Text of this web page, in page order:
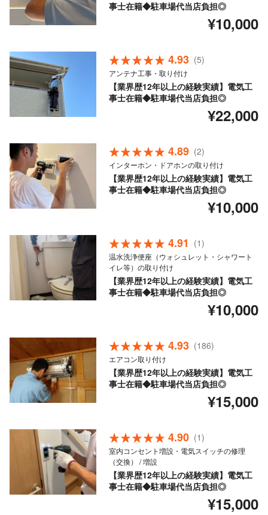
事士在籍◆駐車場代当店負担◎
¥10,000
4.93 (5)
アンテナ工事・取り付け
【業界歴12年以上の経験実績】電気工
事士在籍◆駐車場代当店負担◎
¥22,000
4.89 (2)
インターホン・ドアホンの取り付け
【業界歴12年以上の経験実績】電気工
事士在籍◆駐車場代当店負担◎
¥10,000
4.91 (1)
温水洗浄便座（ウォシュレット・シャワート
イレ等）の取り付け
【業界歴12年以上の経験実績】電気工
事士在籍◆駐車場代当店負担◎
¥10,000
4.93 (186)
エアコン取り付け
【業界歴12年以上の経験実績】電気工
事士在籍◆駐車場代当店負担◎
¥15,000
4.90 (1)
室内コンセント増設・電気スイッチの修理
（交換） / 増設
【業界歴12年以上の経験実績】電気工
事士在籍◆駐車場代当店負担◎
¥15,000